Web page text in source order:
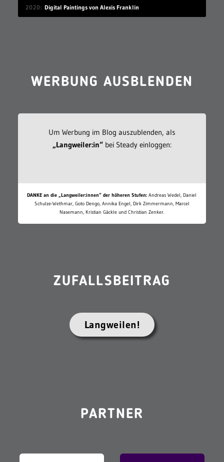
2020 Digital Paintings von Alexis Franklin
WERBUNG AUSBLENDEN
Um Werbung im Blog auszublenden, als
„Langweiler:in“bei Steady einloggen:
DANKE an die „Langweiler:innen“ der höheren Stufen: Andreas Wedel, Daniel
Schulze-Wethmar, Goto Dengo, Annika Engel, Dirk Zimmermann, Marcel
Nasemann, Kristian Gäckle und Christian Zenker.
ZUFALLSBEITRAG
Langweilen!
PARTNER